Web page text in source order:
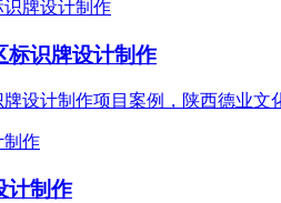
标识牌设计制作
设计制作项目案例，陕西德业文
计制作